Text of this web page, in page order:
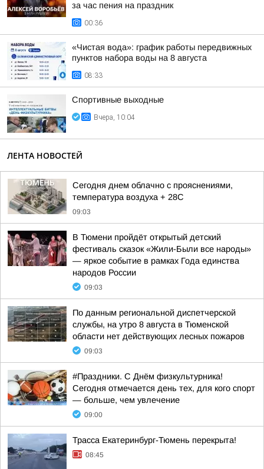
за час пения на праздник
00:36
«Чистая вода»: график работы передвижных
пунктов набора воды на 8 августа
08:33
Спортивные выходные
Вчера, 10:04
ЛЕНТА НОВОСТЕЙ
Сегодня днем облачно с прояснениями,
температура воздуха + 28С
09:03
В Тюмени пройдёт открытый детский
фестиваль сказок «Жили-Были все народы»
— яркое событие в рамках Года единства
народов России
09:03
По данным региональной диспетчерской
службы, на утро 8 августа в Тюменской
области нет действующих лесных пожаров
09:03
#Праздники. С Днём физкультурника!
Сегодня отмечается день тех, для кого спорт
— больше, чем увлечение
09:00
Трасса Екатеринбург-Тюмень перекрыта!
08:45